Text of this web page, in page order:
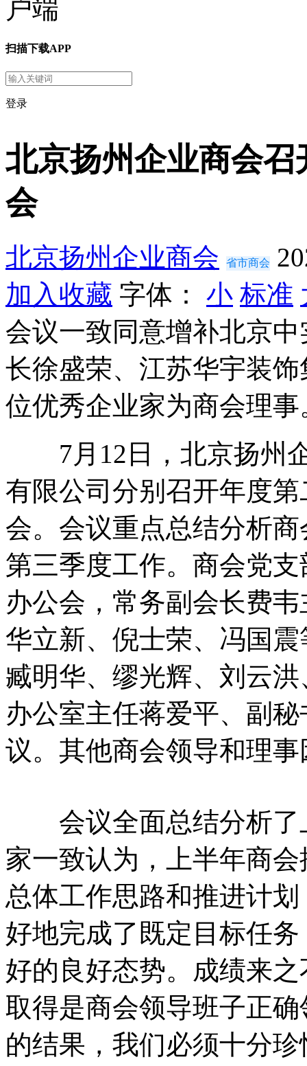
扫描下载APP
登录
北京扬州企业商会
会
北京扬州企业商会 省市商会
加入收藏 字体： 小 标准
会议一致同意增补北京
长徐盛荣、江苏华宇装
位优秀企业家为商会理事
7月12日，北京扬州企
有限公司分别召开年度
会。会议重点总结分析
第三季度工作。商会党
办公会，常务副会长费
华立新、倪士荣、冯国
臧明华、缪光辉、刘云
办公室主任蒋爱平、副
议。其他商会领导和理
会议全面总结分析了
家一致认为，上半年商
总体工作思路和推进计
好地完成了既定目标任
好的良好态势。成绩来
取得是商会领导班子正
的结果，我们必须十分